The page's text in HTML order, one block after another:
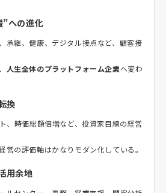
”への進化
承継、健康、デジタル接点など、顧客接
人生全体のプラットフォーム企業へ変わ
換
、時価総額倍増など、投資家目線の経営
営の評価軸はかなりモダン化している。
用余地